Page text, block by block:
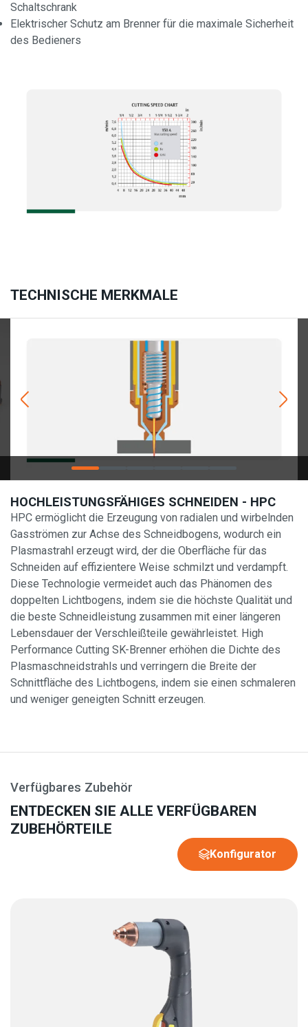
Schaltschrank
Elektrischer Schutz am Brenner für die maximale Sicherheit
des Bedieners
TECHNISCHE MERKMALE
HOCHLEISTUNGSFÄHIGES SCHNEIDEN - HPC
HPC ermöglicht die Erzeugung von radialen und wirbelnden
Gasströmen zur Achse des Schneidbogens, wodurch ein
Plasmastrahl erzeugt wird, der die Oberfläche für das
Schneiden auf effizientere Weise schmilzt und verdampft.
Diese Technologie vermeidet auch das Phänomen des
doppelten Lichtbogens, indem sie die höchste Qualität und
die beste Schneidleistung zusammen mit einer längeren
Lebensdauer der Verschleißteile gewährleistet. High
Performance Cutting SK-Brenner erhöhen die Dichte des
Plasmaschneidstrahls und verringern die Breite der
Schnittfläche des Lichtbogens, indem sie einen schmaleren
und weniger geneigten Schnitt erzeugen.
Verfügbares Zubehör
ENTDECKEN SIE ALLE VERFÜGBAREN
ZUBEHÖRTEILE
Konfigurator